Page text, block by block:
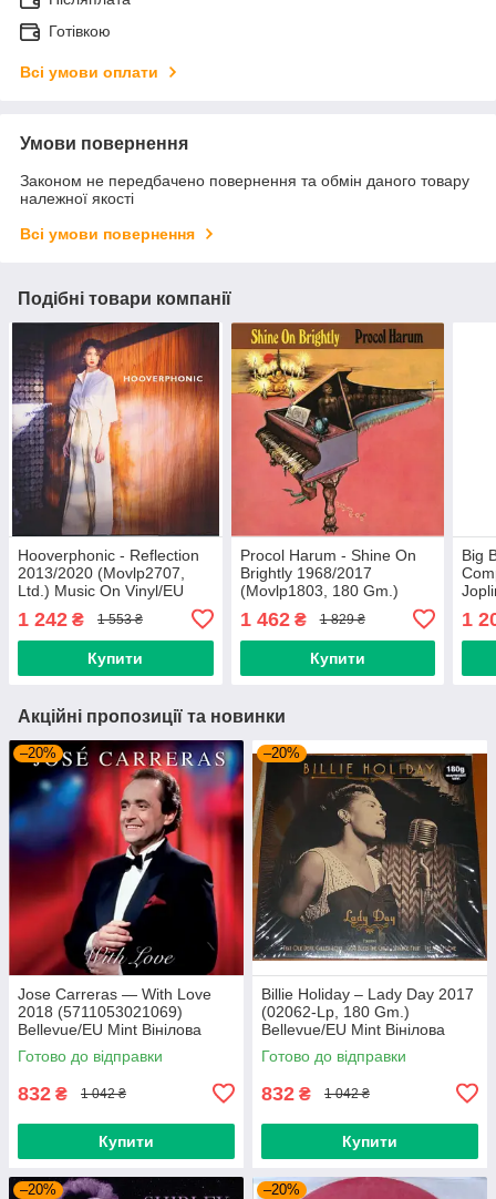
Готівкою
Всі умови оплати
Умови повернення
Законом не передбачено повернення та обмін даного товару
належної якості
Всі умови повернення
Подібні товари компанії
Hooverphonic - Reflection
2013/2020 (Movlp2707,
Ltd.) Music On Vinyl/EU
(art.240539)
1 242 ₴ 1 553 ₴
Купити
Procol Harum - Shine On
Brightly 1968/2017
(Movlp1803, 180 Gm.)
платівка (art.245810)
1 462₴ 1 829 ₴
Купити
Big
1
Акційні пропозиції та новинки
–20%
Jose Carreras — With Love
2018 (5711053021069)
Bellevue/EU Mint Вінілова
платівка (art.239665)
Готово до відправки
832 ₴ 1 042 ₴
Купити
–20%
Billie Holiday – Lady Day 2017
(02062-Lp, 180 Gm.)
Bellevue/EU Mint Вінілова
платівка (art.238958)
Готово до відправки
832 ₴ 1 042 ₴
Купити
–20% –20%